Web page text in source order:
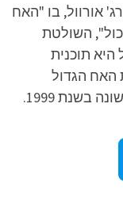
"1984" מאת ג'ורג' אורוול, בו "האח
השולטת
היא תוכנית
האח הגדול
בשנת 1999.